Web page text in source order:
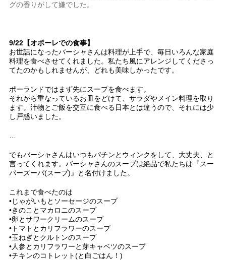
グの香りがして嫌でした。
9/22【オポーレでの食事】
お世話になったバーシャさんは料理が上手で、毎日いろんな家庭
料理を食べさせてくれました。私たち風にアレンジしてくださっ
てたのかもしれませんが、どれも美味しかったです。
ポーランドではまず先にスープを食べます。
それから重なっているお皿をどけて、サラダやメイン料理を取り
ます。汁物とご飯を交互に食べる日本とは違うので、それには少
し戸惑いました。
でもバーシャさんはいつもパチンとウィンクをして、大丈夫、と
言ってくれます。バーシャさんのスープは絶品で私たちは『スー
パーズーパ(スープ)』と名付けました。
これまで食べたのは
•じゃがいもとソーセージのスープ
•きのことマカロニのスープ
•卵とサワークリームのスープ
•トマトとカリフラワーのスープ
•玉ねぎとクルトンのスープ
•人参とカリフラワーと芽キャベツのスープ
•チキンのコトレット(と白ごはん！)